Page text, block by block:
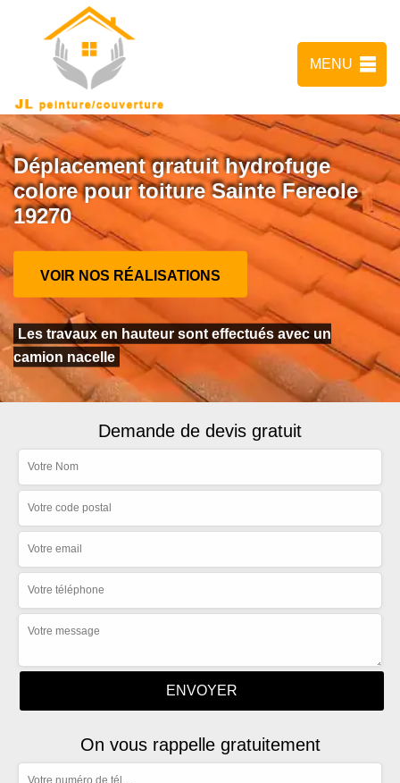
MENU
Déplacement gratuit hydrofuge
colore pour toiture Sainte Fereole
19270
VOIR NOS RÉALISATIONS
Les travaux en hauteur sont effectués avec un
camion nacelle
Demande de devis gratuit
On vous rappelle gratuitement